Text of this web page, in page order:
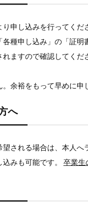
申し込みを行ってくだ
種申し込み」の「証明
ますので確認してくだ
余裕をもって早めに申
へ
される場合は、本人へ
みも可能です。
卒業生